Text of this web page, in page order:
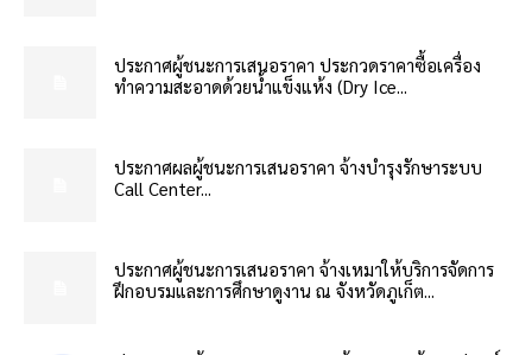
ประกาศผู้ชนะการเสนอราคา ประกวดราคาซื้อเครื่อง
ทำความสะอาดด้วยน้ำแข็งแห้ง (Dry Ice...
ประกาศผลผู้ชนะการเสนอราคา จ้างบำรุงรักษาระบบ
Call Center...
ประกาศผู้ชนะการเสนอราคา จ้างเหมาให้บริการจัดการ
ฝึกอบรมและการศึกษาดูงาน ณ จังหวัดภูเก็ต...